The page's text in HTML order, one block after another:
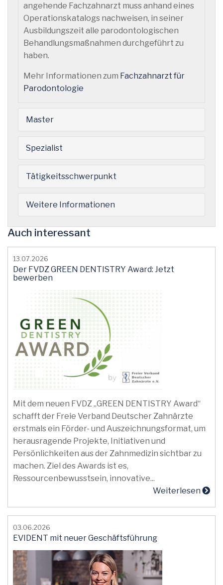
angehende Fachzahnarzt muss anhand eines
Operationskatalogs nachweisen, in seiner
Ausbildungszeit alle parodontologischen
Behandlungsmaßnahmen durchgeführt zu
haben.
Mehr Informationen zum Fachzahnarzt für
Parodontologie
Master
Spezialist
Tätigkeitsschwerpunkt
Weitere Informationen
Auch interessant
13.07.2026
Der FVDZ GREEN DENTISTRY Award: Jetzt
bewerben
Mit dem neuen FVDZ „GREEN DENTISTRY Award“
schafft der Freie Verband Deutscher Zahnärzte
erstmals ein Förder- und Auszeichnungsformat, um
herausragende Projekte, Initiativen und
Persönlichkeiten aus der Zahnmedizin sichtbar zu
machen. Ziel des Awards ist es,
Ressourcenbewusstsein, innovative...
Weiterlesen
03.06.2026
EVIDENT mit neuer Geschäftsführung